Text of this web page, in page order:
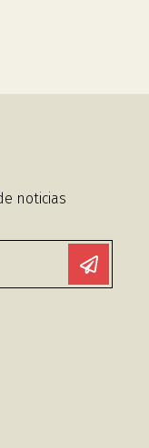
noticias